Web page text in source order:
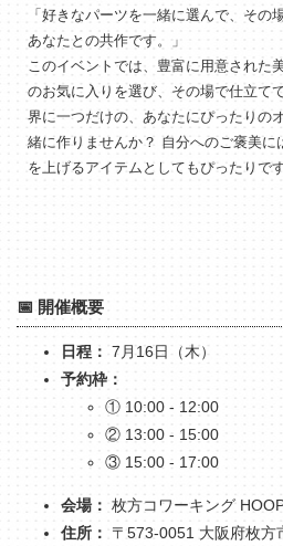
「好きなパーツを一緒に選んで、その
あなたとの共作です。」
このイベントでは、豊富に用意された
のお気に入りを選び、その場で仕立て
界に一つだけの、あなたにぴったりの
緒に作りませんか？ 自分へのご褒美に
を上げるアイテムとしてもぴったりで
📅 開催概要
日程： 7月16日（木）
予約枠：
① 10:00 - 12:00
② 13:00 - 15:00
③ 15:00 - 17:00
会場： 枚方コワーキング
住所：
〒573-0051 大阪府枚